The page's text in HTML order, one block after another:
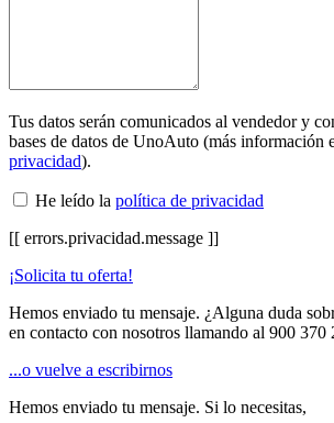
Tus datos serán comunicados al vendedor y
bases de datos de UnoAuto (más información
privacidad).
He leído la política de privacidad
[[ errors.privacidad.message ]]
¡Solicita tu oferta!
Hemos enviado tu mensaje. ¿Alguna duda
en contacto con nosotros llamando al 900 370
...o vuelve a escribirnos
Hemos enviado tu mensaje. Si lo necesitas,